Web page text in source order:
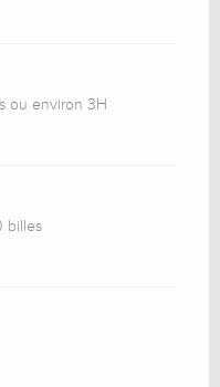
ou environ 3H
billes